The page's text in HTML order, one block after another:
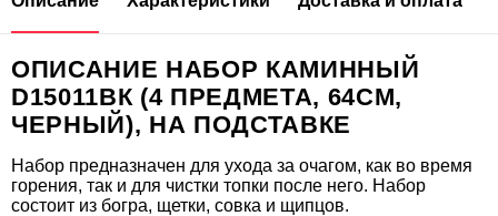
ОПИСАНИЕ НАБОР КАМИННЫЙ
D15011ВК (4 ПРЕДМЕТА, 64СМ,
ЧЕРНЫЙ), НА ПОДСТАВКЕ
Набор предназначен для ухода за очагом, как во время
горения, так и для чистки топки после него. Набор
состоит из богра, щетки, совка и щипцов.